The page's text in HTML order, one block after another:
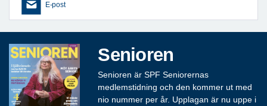
E-post
Senioren
Senioren är SPF Seniorernas
medlemstidning och den kommer ut med
nio nummer per år. Upplagan är nu uppe i